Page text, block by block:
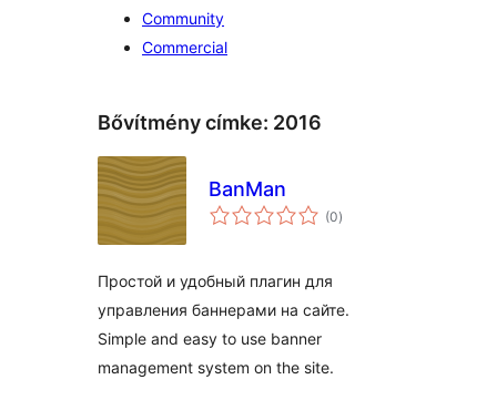
Community
Commercial
Bővítmény címke: 2016
BanMan
(0értékelés
összesen
)
Простой и удобный плагин для
управления баннерами на сайте.
Simple and easy to use banner
management system on the site.